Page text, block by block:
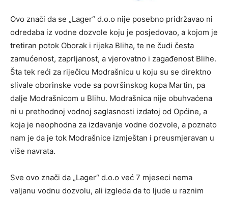
Ovo znači da se „Lager“ d.o.o nije posebno pridržavao ni
odredaba iz vodne dozvole koju je posjedovao, a kojom je
tretiran potok Oborak i rijeka Bliha, te ne čudi česta
zamućenost, zaprljanost, a vjerovatno i zagađenost Blihe.
Šta tek reći za riječicu Modrašnicu u koju su se direktno
slivale oborinske vode sa površinskog kopa Martin, pa
dalje Modrašnicom u Blihu. Modrašnica nije obuhvaćena
ni u prethodnoj vodnoj saglasnosti izdatoj od Općine, a
koja je neophodna za izdavanje vodne dozvole, a poznato
nam je da je tok Modrašnice izmještan i preusmjeravan u
više navrata.
Sve ovo znači da „Lager“ d.o.o već 7 mjeseci nema
valjanu vodnu dozvolu, ali izgleda da to ljude u raznim